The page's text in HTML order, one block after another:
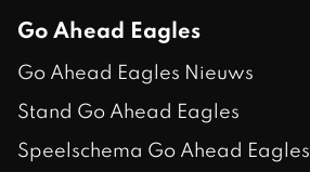
Go Ahead Eagles
Go Ahead Eagles Nieuws
Stand Go Ahead Eagles
Speelschema Go Ahead Eagles